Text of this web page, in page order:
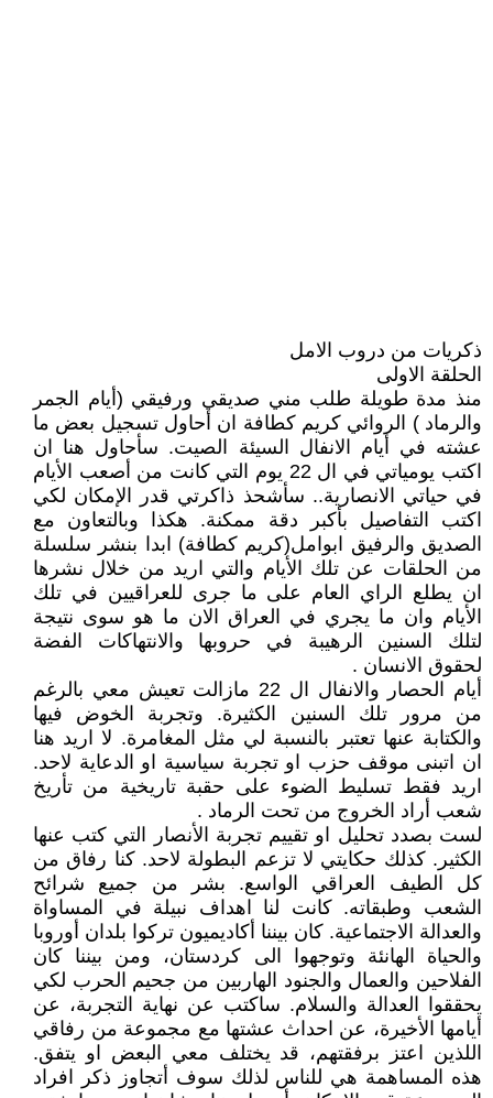
ذكريات من دروب الامل
الحلقة الاولى
منذ مدة طويلة طلب مني صديقي ورفيقي (أيام الجمر
والرماد ) الروائي كريم كطافة ان أحاول تسجيل بعض ما
عشته في أيام الانفال السيئة الصيت. سأحاول هنا ان
اكتب يومياتي في ال 22 يوم التي كانت من أصعب الأيام
في حياتي الانصارية.. سأشحذ ذاكرتي قدر الإمكان لكي
اكتب التفاصيل بأكبر دقة ممكنة. هكذا وبالتعاون مع
الصديق والرفيق ابوامل(كريم كطافة) ابدا بنشر سلسلة
من الحلقات عن تلك الأيام والتي اريد من خلال نشرها
ان يطلع الراي العام على ما جرى للعراقيين في تلك
الأيام وان ما يجري في العراق الان ما هو سوى نتيجة
لتلك السنين الرهيبة في حروبها والانتهاكات الفضة
لحقوق الانسان .
أيام الحصار والانفال ال 22 مازالت تعيش معي بالرغم
من مرور تلك السنين الكثيرة. وتجربة الخوض فيها
والكتابة عنها تعتبر بالنسبة لي مثل المغامرة. لا اريد هنا
ان اتبنى موقف حزب او تجربة سياسية او الدعاية لاحد.
اريد فقط تسليط الضوء على حقبة تاريخية من تأريخ
شعب أراد الخروج من تحت الرماد .
لست بصدد تحليل او تقييم تجربة الأنصار التي كتب عنها
الكثير. كذلك حكايتي لا تزعم البطولة لاحد. كنا رفاق من
كل الطيف العراقي الواسع. بشر من جميع شرائح
الشعب وطبقاته. كانت لنا اهداف نبيلة في المساواة
والعدالة الاجتماعية. كان بيننا أكاديميون تركوا بلدان أوروبا
والحياة الهانئة وتوجهوا الى كردستان، ومن بيننا كان
الفلاحين والعمال والجنود الهاربين من جحيم الحرب لكي
يحققوا العدالة والسلام. ساكتب عن نهاية التجربة، عن
أيامها الأخيرة، عن احداث عشتها مع مجموعة من رفاقي
اللذين اعتز برفقتهم، قد يختلف معي البعض او يتفق.
هذه المساهمة هي للناس لذلك سوف أتجاوز ذكر افراد